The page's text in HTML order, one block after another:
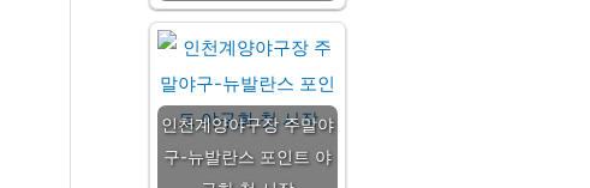
인천계양야구장 주말야
구-뉴발란스 포인트 야